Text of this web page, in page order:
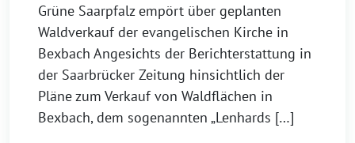
Grüne Saarpfalz empört über geplanten
Waldverkauf der evangelischen Kirche in
Bexbach Angesichts der Berichterstattung in
der Saarbrücker Zeitung hinsichtlich der
Pläne zum Verkauf von Waldflächen in
Bexbach, dem sogenannten „Lenhards […]